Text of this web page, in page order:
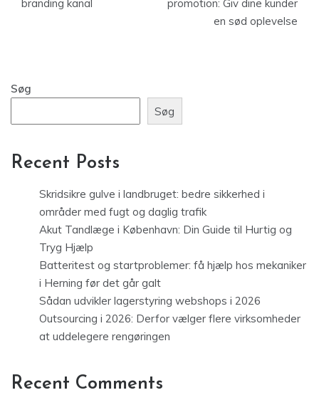
branding kanal
promotion: Giv dine kunder
en sød oplevelse
Søg
Søg
Recent Posts
Skridsikre gulve i landbruget: bedre sikkerhed i
områder med fugt og daglig trafik
Akut Tandlæge i København: Din Guide til Hurtig og
Tryg Hjælp
Batteritest og startproblemer: få hjælp hos mekaniker
i Herning før det går galt
Sådan udvikler lagerstyring webshops i 2026
Outsourcing i 2026: Derfor vælger flere virksomheder
at uddelegere rengøringen
Recent Comments